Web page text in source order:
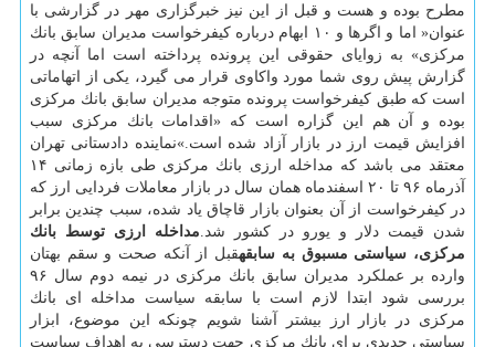
مطرح بوده و هست و قبل از این نیز خبرگزاری مهر در گزارشی با
عنوان« اما و اگرها و ۱۰ ابهام درباره كیفرخواست مدیران سابق بانك
مركزی» به زوایای حقوقی این پرونده پرداخته است اما آنچه در
گزارش پیش روی شما مورد واكاوی قرار می گیرد، یكی از اتهاماتی
است كه طبق كیفرخواست پرونده متوجه مدیران سابق بانك مركزی
بوده و آن هم این گزاره است كه «اقدامات بانك مركزی سبب
افزایش قیمت ارز در بازار آزاد شده است.»نماینده دادستانی تهران
معتقد می باشد كه مداخله ارزی بانك مركزی طی بازه زمانی ۱۴
آذرماه ۹۶ تا ۲۰ اسفندماه همان سال در بازار معاملات فردایی ارز كه
در كیفرخواست از آن بعنوان بازار قاچاق یاد شده، سبب چندین برابر
شدن قیمت دلار و یورو در كشور شد. مداخله ارزی توسط بانك
مركزی، سیاستی مسبوق به سابقهقبل از آنكه صحت و سقم بهتان
وارده بر عملكرد مدیران سابق بانك مركزی در نیمه دوم سال ۹۶
بررسی شود ابتدا لازم است با سابقه سیاست مداخله ای بانك
مركزی در بازار ارز بیشتر آشنا شویم چونكه این موضوع، ابزار
سیاستی جدیدی برای بانك مركزی جهت دسترسی به اهداف سیاست